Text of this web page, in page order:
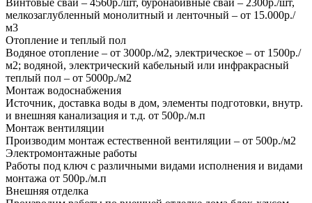
мелкозаглубленный монолитный и ленточный – от 15.000р./
м3
Отопление и теплый пол
Водяное отопление – от 3000р./м2, электрическое – от 1500р./
м2; водяной, электрический кабельный или инфракрасный
теплый пол – от 5000р./м2
Монтаж водоснабжения
Источник, доставка воды в дом, элементы подготовки, внутр.
и внешняя канализация и т.д. от 500р./м.п
Монтаж вентиляции
Производим монтаж естественной вентиляции – от 500р./м2
Электромонтажные работы
Работы под ключ с различными видами исполнения и видами
монтажа от 500р./м.п
Внешняя отделка